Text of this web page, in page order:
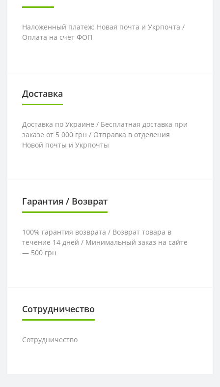
Наложенный платеж: Новая почта и Укрпочта /
Оплата на счёт ФОП
Доставка
Доставка по Украине / Бесплатная доставка при
заказе от 5 000 грн / Отправка в отделения
Новой почты и Укрпочты
Гарантия / Возврат
100% гарантия возврата / Возврат товара в
течение 14 дней / Минимальный заказ на сайте
— 500 грн
Сотрудничество
Сотрудничество